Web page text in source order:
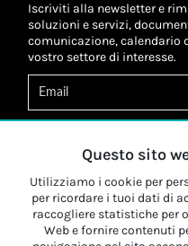
Iscriviti alla newsletter e
soluzioni e servizi,
comunicazione, calendario
vostro settore di interesse.
Letta l'informativa,
personali*
Letta l'informativa,
personali a fini di
Iscriviti
Questo sito
Utilizziamo i cookie per
per ricordare i tuoi dati di
raccogliere statistiche per
Web e fornire contenuti